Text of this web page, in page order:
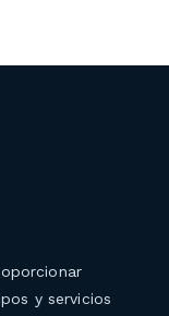
y servicios